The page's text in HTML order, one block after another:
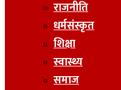
राजनीति
धर्मसंस्कृत
शिक्षा
स्वास्थ्य
समाज